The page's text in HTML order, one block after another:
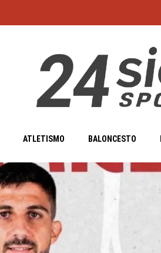
ATLETISMO BALONCESTO